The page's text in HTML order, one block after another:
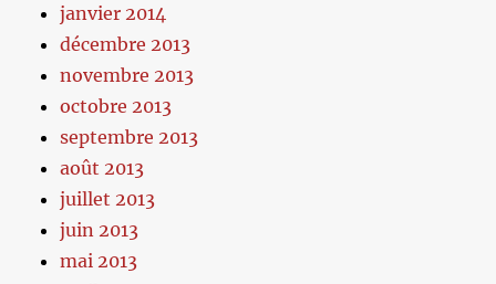
janvier 2014
décembre 2013
novembre 2013
octobre 2013
septembre 2013
août 2013
juillet 2013
juin 2013
mai 2013